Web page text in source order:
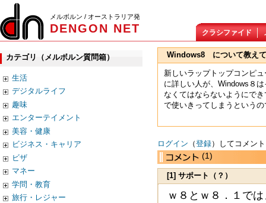
メルボルン / オーストラリア発
DENGON NET クラシファイド
カテゴリ（メルボルン質問箱）
生活
デジタルライフ
趣味
エンターテイメント
美容・健康
ビジネス・キャリア
ビザ
マネー
学問・教育
旅行・レジャー
Windows8 について教え
新しいラップトップコンピ
に詳しい人が、Windows８
なくてはならないようにで
で使いきってしまうという
ログイン （登録）してコメン
(1)
[1] サポート（？）
ｗ８とｗ８．１で